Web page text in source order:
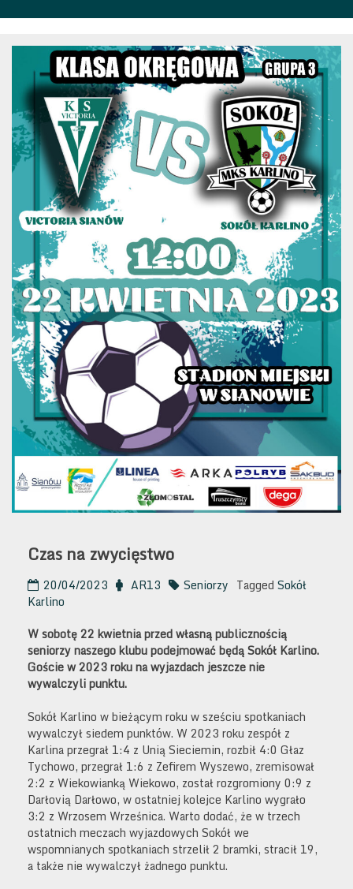
Czas na zwycięstwo
20/04/2023 AR13 Seniorzy Tagged Sokół
Karlino
W sobotę 22 kwietnia przed własną publicznością
seniorzy naszego klubu podejmować będą Sokół Karlino.
Goście w 2023 roku na wyjazdach jeszcze nie
wywalczyli punktu.
Sokół Karlino w bieżącym roku w sześciu spotkaniach
wywalczył siedem punktów. W 2023 roku zespół z
Karlina przegrał 1:4 z Unią Sieciemin, rozbił 4:0 Głaz
Tychowo, przegrał 1:6 z Zefirem Wyszewo, zremisował
2:2 z Wiekowianką Wiekowo, został rozgromiony 0:9 z
Darłovią Darłowo, w ostatniej kolejce Karlino wygrało
3:2 z Wrzosem Wrześnica. Warto dodać, że w trzech
ostatnich meczach wyjazdowych Sokół we
wspomnianych spotkaniach strzelił 2 bramki, stracił 19,
a także nie wywalczył żadnego punktu.